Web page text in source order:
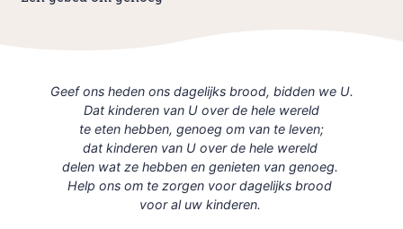
Geef ons heden ons dagelijks brood, bidden we U.
Dat kinderen van U over de hele wereld
te eten hebben, genoeg om van te leven;
dat kinderen van U over de hele wereld
delen wat ze hebben en genieten van genoeg.
Help ons om te zorgen voor dagelijks brood
voor al uw kinderen.